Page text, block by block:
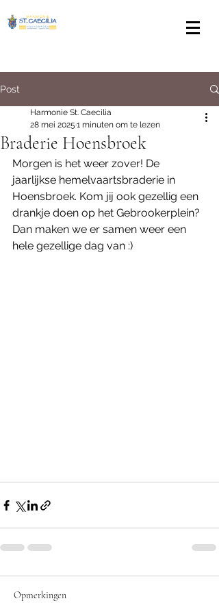
Post
Braderie Hoensbroek
Harmonie St. Caecilia
28 mei 2025 1 minuten om te lezen
Morgen is het weer zover! De
jaarlijkse hemelvaartsbraderie in
Hoensbroek. Kom jij ook gezellig een
drankje doen op het Gebrookerplein?
Dan maken we er samen weer een
hele gezellige dag van :)
Opmerkingen